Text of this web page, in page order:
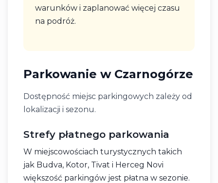
warunków i zaplanować więcej czasu
na podróż.
Parkowanie w Czarnogórze
Dostępność miejsc parkingowych zależy od
lokalizacji i sezonu.
Strefy płatnego parkowania
W miejscowościach turystycznych takich
jak Budva, Kotor, Tivat i Herceg Novi
większość parkingów jest płatna w sezonie.